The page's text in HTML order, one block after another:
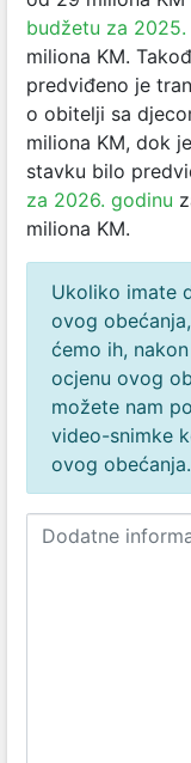
budžetu za 2025.
miliona KM.
predviđeno je
o obitelji sa
miliona KM, dok
stavku bilo
za 2026. godinu
miliona KM.
Ukoliko imate
ovog
ćemo ih,
ocjenu ovog
možete nam
video-snimke
ovog obećanja.